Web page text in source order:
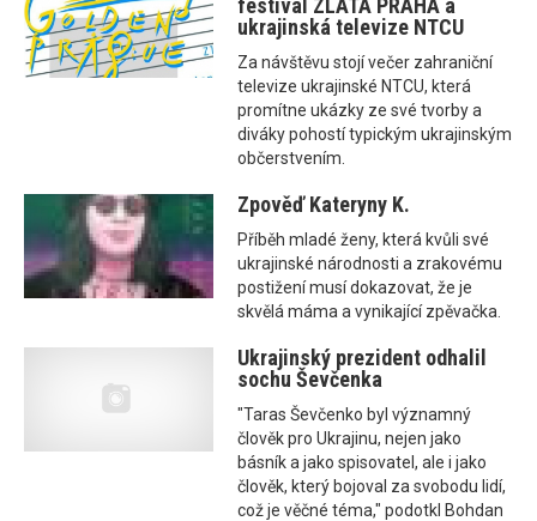
festival ZLATÁ PRAHA a
ukrajinská televize NTCU
Za návštěvu stojí večer zahraniční
televize ukrajinské NTCU, která
promítne ukázky ze své tvorby a
diváky pohostí typickým ukrajinským
občerstvením.
Zpověď Kateryny K.
Příběh mladé ženy, která kvůli své
ukrajinské národnosti a zrakovému
postižení musí dokazovat, že je
skvělá máma a vynikající zpěvačka.
Ukrajinský prezident odhalil
sochu Ševčenka
"Taras Ševčenko byl významný
člověk pro Ukrajinu, nejen jako
básník a jako spisovatel, ale i jako
člověk, který bojoval za svobodu lidí,
což je věčné téma," podotkl Bohdan